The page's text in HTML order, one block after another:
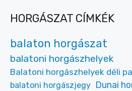
HORGÁSZAT CÍMKÉK
balaton horgászat
balatoni horgászhelyek
Balatoni horgászhelyek déli
balatoni horgászjegy Dunai